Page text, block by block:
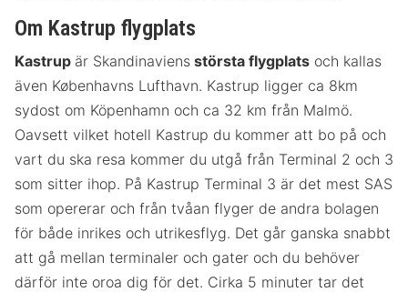
Om Kastrup flygplats
Kastrup är Skandinaviens största flygplats och kallas
även Københavns Lufthavn. Kastrup ligger ca 8km
sydost om Köpenhamn och ca 32 km från Malmö.
Oavsett vilket hotell Kastrup du kommer att bo på och
vart du ska resa kommer du utgå från Terminal 2 och 3
som sitter ihop. På Kastrup Terminal 3 är det mest SAS
som opererar och från tvåan flyger de andra bolagen
för både inrikes och utrikesflyg. Det går ganska snabbt
att gå mellan terminaler och gater och du behöver
därför inte oroa dig för det. Cirka 5 minuter tar det